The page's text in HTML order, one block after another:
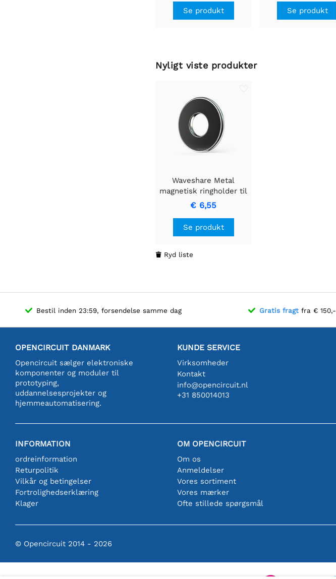
Se produkt Se produkt
Nyligt viste produkter
Waveshare Metal
magnetisk ringholder til
USB-skærm / display /
mobiltelefon
€ 6,55
Se produkt
 Ryd liste
Bestil inden 23:59, forsendelse samme dag Gratis fragt fra € 150,-
OPENCIRCUIT DANMARK
Opencircuit sælger elektroniske
komponenter og moduler til
prototyping,
uddannelsesprojekter og
hjemmeautomatisering.
KUNDE SERVICE
Virksomheder
Kontakt
info@opencircuit.nl
+31 850014013
INFORMATION
ordreinformation
Returpolitik
Vilkår og betingelser
Fortrolighedserklæring
Klager
OM OPENCIRCUIT
Om os
Anmeldelser
Vores sortiment
Vores mærker
Ofte stillede spørgsmål
© Opencircuit 2014 - 2026